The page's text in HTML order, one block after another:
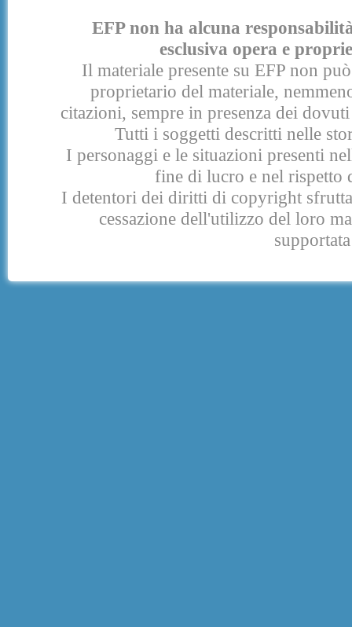
EFP non ha alcuna
esclusiva opera e
Il materiale presente su EFP non
proprietario del materiale,
citazioni, sempre in presenza dei
Tutti i soggetti descritti nelle
I personaggi e le situazioni presenti
fine di lucro e nel rispetto
I detentori dei diritti di copyright
cessazione dell'utilizzo del loro